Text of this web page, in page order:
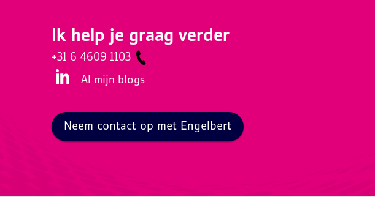
Ik help je graag verder
+31 6 4609 1103
Al mijn blogs
Neem contact op met Engelbert